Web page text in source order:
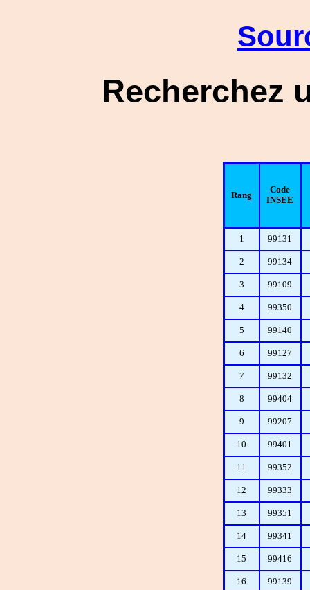
Recherchez
Rang
Code
INSEE
1 99131
2 99134
3 99109
4 99350
5 99140
6 99127
7 99132
8 99404
9 99207
10 99401
11 99352
12 99333
13 99351
14 99341
15 99416
16 99139